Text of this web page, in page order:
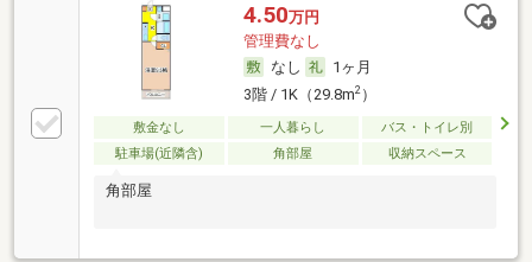
4.50万円
管理費なし
なし
1ヶ月
3階 / 1K（29.8m2）
敷金なし 一人暮らし
バス・トイレ別
駐車場(近隣含)
角部屋 収納スペース
角部屋